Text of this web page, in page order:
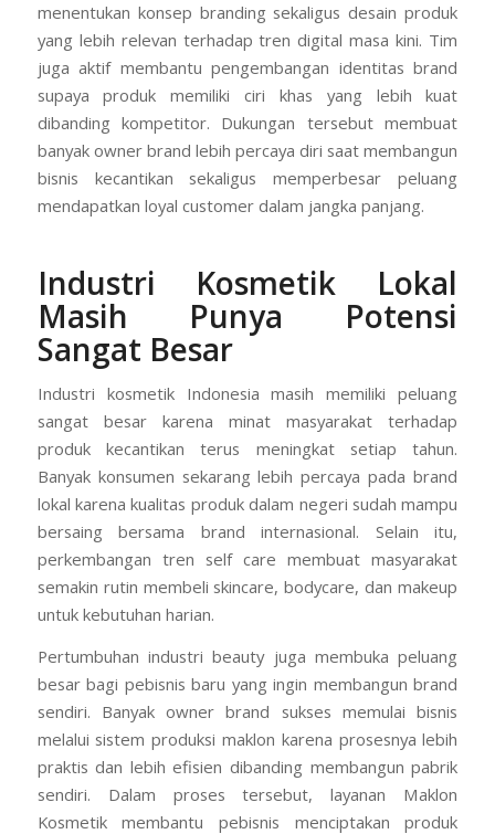
menentukan konsep branding sekaligus desain produk
yang lebih relevan terhadap tren digital masa kini. Tim
juga aktif membantu pengembangan identitas brand
supaya produk memiliki ciri khas yang lebih kuat
dibanding kompetitor. Dukungan tersebut membuat
banyak owner brand lebih percaya diri saat membangun
bisnis kecantikan sekaligus memperbesar peluang
mendapatkan loyal customer dalam jangka panjang.
Industri Kosmetik Lokal
Masih Punya Potensi
Sangat Besar
Industri kosmetik Indonesia masih memiliki peluang
sangat besar karena minat masyarakat terhadap
produk kecantikan terus meningkat setiap tahun.
Banyak konsumen sekarang lebih percaya pada brand
lokal karena kualitas produk dalam negeri sudah mampu
bersaing bersama brand internasional. Selain itu,
perkembangan tren self care membuat masyarakat
semakin rutin membeli skincare, bodycare, dan makeup
untuk kebutuhan harian.
Pertumbuhan industri beauty juga membuka peluang
besar bagi pebisnis baru yang ingin membangun brand
sendiri. Banyak owner brand sukses memulai bisnis
melalui sistem produksi maklon karena prosesnya lebih
praktis dan lebih efisien dibanding membangun pabrik
sendiri. Dalam proses tersebut, layanan Maklon
Kosmetik membantu pebisnis menciptakan produk